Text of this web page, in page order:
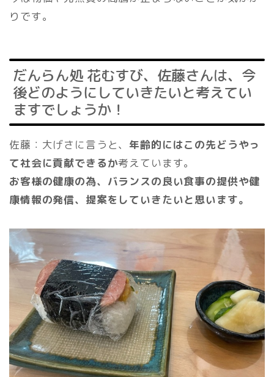
りです。
だんらん処 花むすび、佐藤さんは、今
後どのようにしていきたいと考えてい
ますでしょうか！
佐藤：大げさに言うと、年齢的にはこの先どうやっ
て社会に貢献できるか考えています。
お客様の健康の為、バランスの良い食事の提供や健
康情報の発信、提案をしていきたいと思います。